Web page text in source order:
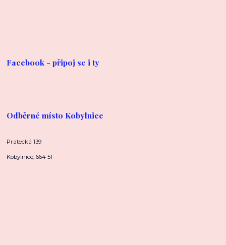
Facebook - připoj se i ty
Odběrné místo Kobylnice
Pratecká 139
Kobylnice, 664 51